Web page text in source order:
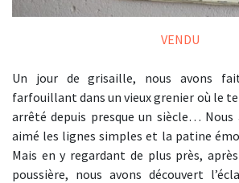
VENDU
Un jour de grisaille, nous avons
farfouillant dans un vieux grenier où le
arrêté depuis presque un siècle…
aimé les lignes simples et la patine
Mais en y regardant de plus près,
poussière, nous avons découvert